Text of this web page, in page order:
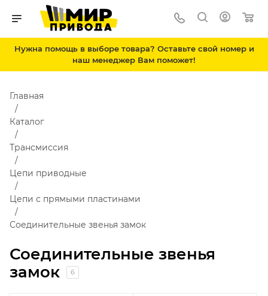
Нужна помощь в выборе товара? Оставьте свой номер и
наш менеджер Вам поможет!
Соединительные звенья
замок
6
Главная
Каталог
Трансмиссия
Цепи приводные
Цепи с прямыми пластинами
Соединительные звенья замок